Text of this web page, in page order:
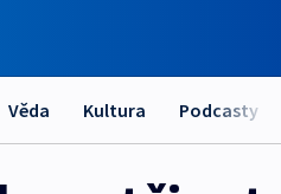
Věda Kultura Podcasty